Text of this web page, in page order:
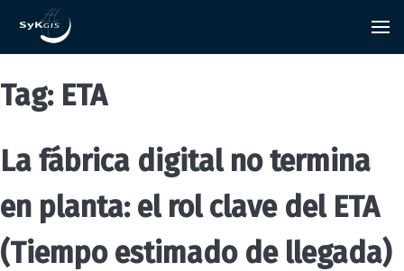
Tag: ETA
La fábrica digital no termina
en planta: el rol clave del ETA
(Tiempo estimado de llegada)